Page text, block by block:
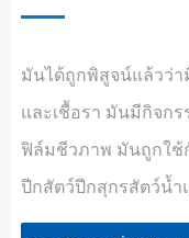
มันได้ถูกพิสูจน์แล้วว่า
และเชื้อรา มันมีกิจก
ฟิล์มชีวภาพ มันถูกใช้
ปีกสัตว์ปีกสุกรสัตว์น้ำ